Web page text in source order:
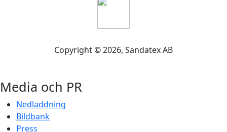
Copyright ©2026, Sandatex AB
Media och PR
Nedladdning
Bildbank
Press